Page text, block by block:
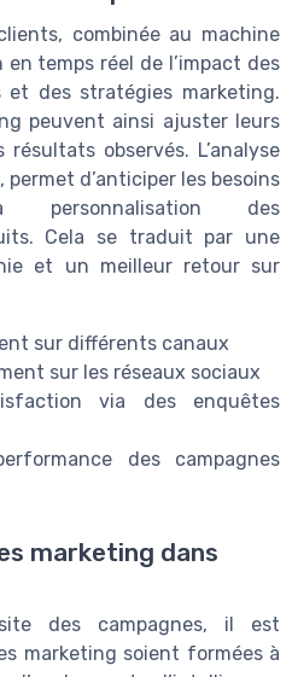
combinée au machine
temps réel de l’impact des
et des stratégies marketing.
peuvent ainsi ajuster leurs
observés. L’analyse
d’anticiper les besoins
des
Cela se traduit par une
et un meilleur retour sur
sur différents canaux
sur les réseaux sociaux
via des enquêtes
des campagnes
marketing dans
des campagnes, il est
marketing soient formées à